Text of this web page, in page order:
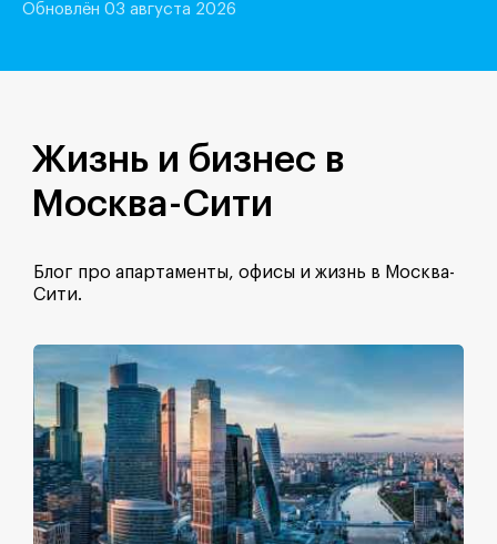
Обновлён 03 августа 2026
Жизнь и бизнес в
Москва-Сити
Блог про апартаменты, офисы и жизнь в Москва-
Сити.